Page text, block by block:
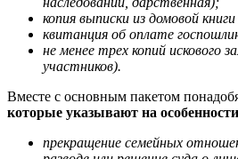
копия выписки из домовой
квитанция об оплате
не менее трех копий искового
участников).
Вместе с основным пакетом
которые указывают на
прекращение семейных